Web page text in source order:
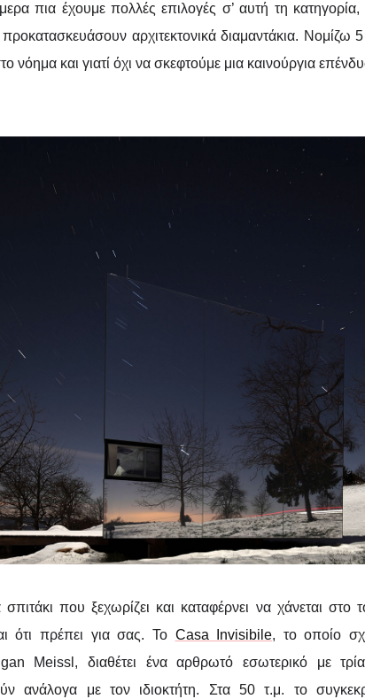
Houses:
μικρό αρκεί
πια έχουμε πολλές επιλογές σ’ αυτή τη κατηγορία,
αρχιτεκτονικά διαμαντάκια. Νομίζω 5
νόημα και γιατί όχι να σκεφτούμε μια καινούργια
που ξεχωρίζει και καταφέρνει να χάνεται στο
ότι πρέπει για σας. Το Casa Invisibile, το οποίο
Meissl, διαθέτει ένα αρθρωτό εσωτερικό με
ανάλογα με τον ιδιοκτήτη. Στα 50 τ.μ. το